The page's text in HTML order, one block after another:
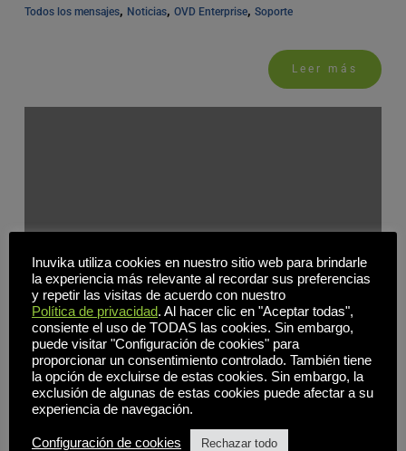
Todos los mensajes, Noticias, OVD Enterprise, Soporte
Leer más
Aviso: CVE-2022-3786 y CVE-2022-3602:
Desbordamientos del búfer de direcciones de correo
electrónico X.509 OpenSSL
Inuvika utiliza cookies en nuestro sitio web para brindarle
la experiencia más relevante al recordar sus preferencias
y repetir las visitas de acuerdo con nuestro
Política de privacidad. Al hacer clic en "Aceptar todas",
consiente el uso de TODAS las cookies. Sin embargo,
puede visitar "Configuración de cookies" para
proporcionar un consentimiento controlado. También tiene
la opción de excluirse de estas cookies. Sin embargo, la
exclusión de algunas de estas cookies puede afectar a su
experiencia de navegación.
Configuración de cookies Rechazar todo